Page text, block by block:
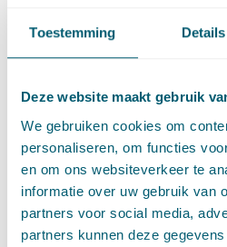
Toestemming Details
Deze website maakt gebruik
We gebruiken cookies om
personaliseren, om functies
en om ons websiteverkeer te
informatie over uw gebruik van
partners voor social media,
partners kunnen deze
Hoewel het aantal veranderingen
overweegt de Afdeling dat geen
Over de wijzigingen in de
volgt. Het is na het ter inzage
niet meer geoorloofd om een
vullen, zonder dat een nieuw
gelegd. Dit is enkel anders
ondergeschikte aard is of
niet worden benadeeld. Uit vaste